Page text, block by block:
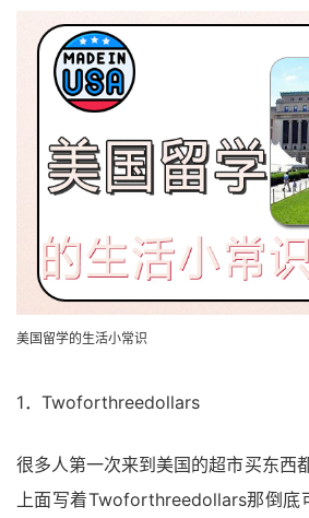
美国留学的生活小常识
1．Twoforthreedollars
很多人第一次来到美国的超市买东西
上面写着Twoforthreedollars那倒底